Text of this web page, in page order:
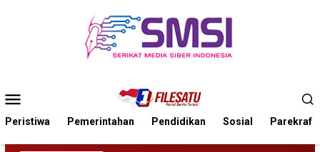
Mobile
Peristiwa Pemerintahan Pendidikan Sosial Parekraf